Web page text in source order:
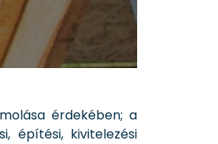
érdekében; a
építési, kivitelezési